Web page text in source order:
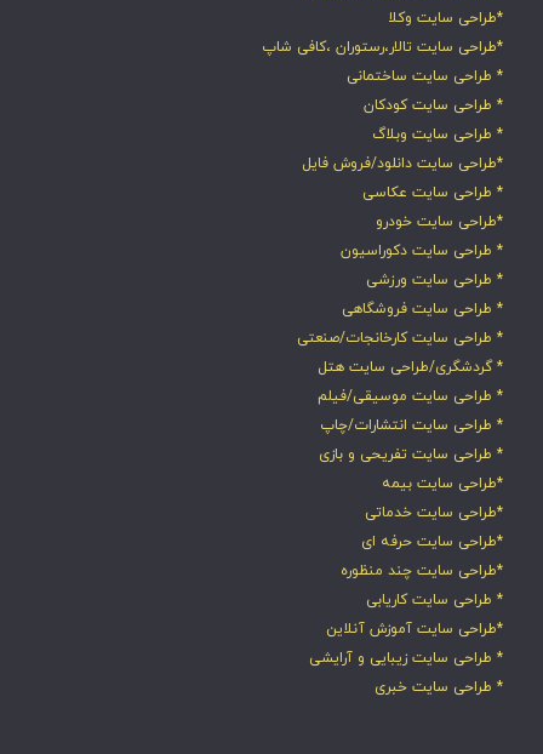
*طراحی سایت وکلا
*طراحی سایت تالار،رستوران ،کافی شاپ
* طراحی سایت ساختمانی
* طراحی سایت کودکان
* طراحی سایت وبلاگ
*طراحی سایت دانلود/فروش فایل
* طراحی سایت عکاسی
*طراحی سایت خودرو
* طراحی سایت دکوراسیون
* طراحی سایت ورزشی
* طراحی سایت فروشگاهی
* طراحی سایت کارخانجات/صنعتی
* گردشگری/طراحی سایت هتل
* طراحی سایت موسیقی/فیلم
* طراحی سایت انتشارات/چاپ
* طراحی سایت تفریحی و بازی
*طراحی سایت بیمه
*طراحی سایت خدماتی
*طراحی سایت حرفه ای
*طراحی سایت چند منظوره
* طراحی سایت کاریابی
*طراحی سایت آموزش آنلاین
* طراحی سایت زیبایی و آرایشی
* طراحی سایت خبری